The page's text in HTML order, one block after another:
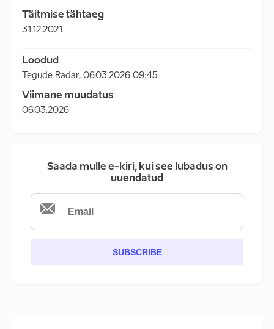
Täitmise tähtaeg
31.12.2021
Loodud
Tegude Radar, 06.03.2026 09:45
Viimane muudatus
06.03.2026
Saada mulle e-kiri, kui see lubadus on
uuendatud
SUBSCRIBE